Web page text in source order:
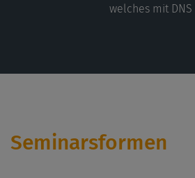
welches mit
Seminarsformen